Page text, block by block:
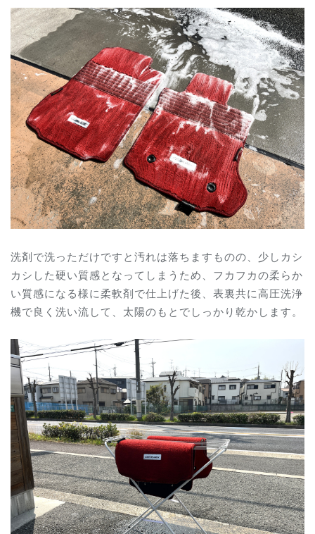
洗剤で洗っただけですと汚れは落ちますものの、少しカシ
カシした硬い質感となってしまうため、フカフカの柔らか
い質感になる様に柔軟剤で仕上げた後、表裏共に高圧洗浄
機で良く洗い流して、太陽のもとでしっかり乾かします。